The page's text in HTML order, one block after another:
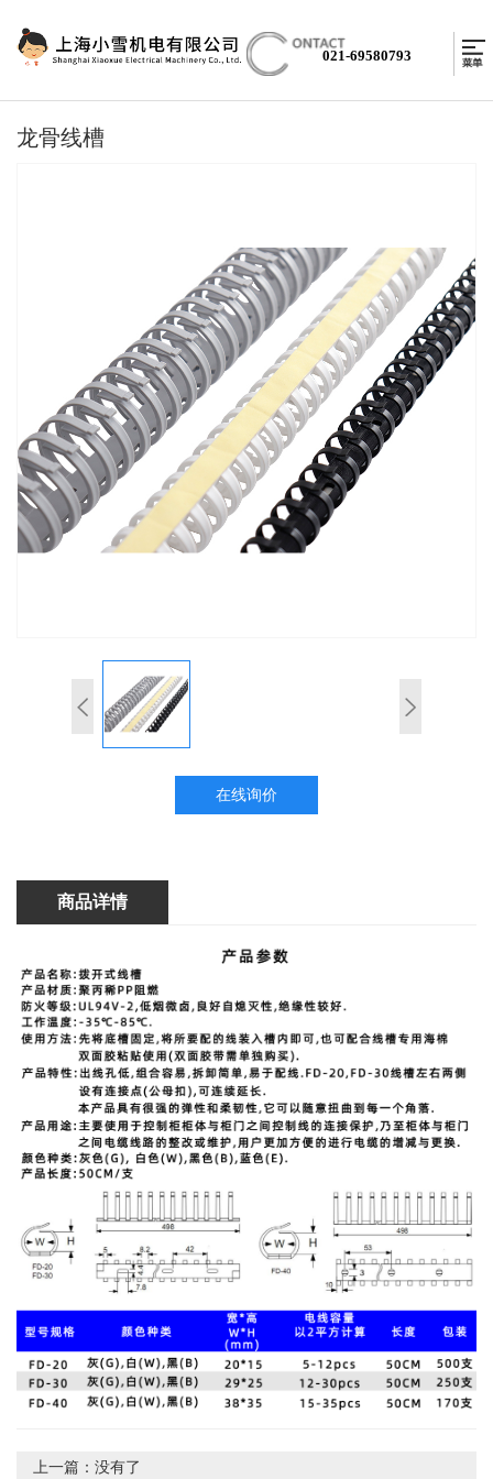
021-69580793
龙骨线槽
在线询价
商品详情
上一篇： 没有了